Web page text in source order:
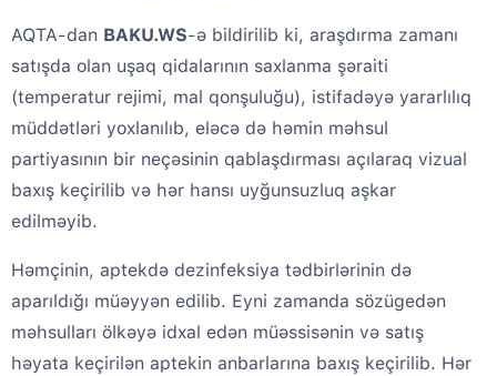
AQTA-dan BAKU.WS-ə bildirilib ki, araşdırma zamanı
satışda olan uşaq qidalarının saxlanma şəraiti
(temperatur rejimi, mal qonşuluğu), istifadəyə yararlılıq
müddətləri yoxlanılıb, eləcə də həmin məhsul
partiyasının bir neçəsinin qablaşdırması açılaraq vizual
baxış keçirilib və hər hansı uyğunsuzluq aşkar
edilməyib.
Həmçinin, aptekdə dezinfeksiya tədbirlərinin də
aparıldığı müəyyən edilib. Eyni zamanda sözügedən
məhsulları ölkəyə idxal edən müəssisənin və satış
həyata keçirilən aptekin anbarlarına baxış keçirilib. Hər